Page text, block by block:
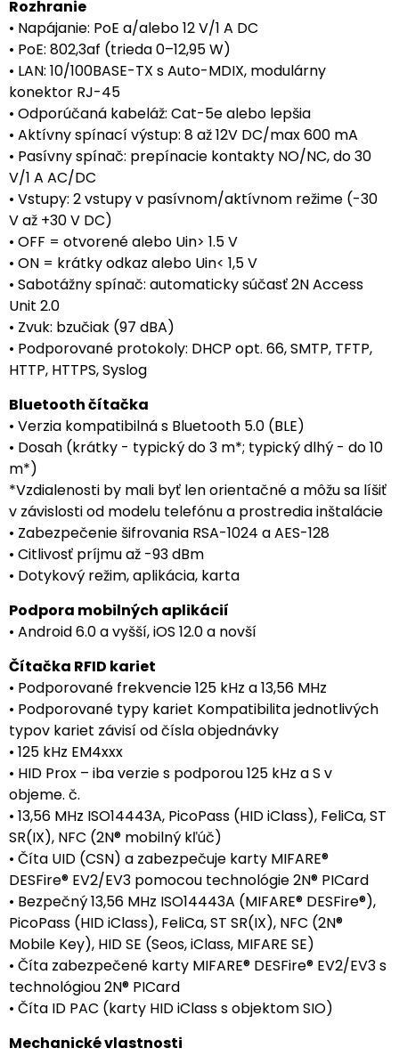
Rozhranie
• Napájanie: PoE a/alebo 12 V/1 A DC
• PoE: 802,3af (trieda 0–12,95 W)
• LAN: 10/100BASE-TX s Auto-MDIX, modulárny
konektor RJ-45
• Odporúčaná kabeláž: Cat-5e alebo lepšia
• Aktívny spínací výstup: 8 až 12V DC/max 600 mA
• Pasívny spínač: prepínacie kontakty NO/NC, do 30
V/1 A AC/DC
• Vstupy: 2 vstupy v pasívnom/aktívnom režime (-30
V až +30 V DC)
• OFF = otvorené alebo Uin> 1.5 V
• ON = krátky odkaz alebo Uin< 1,5 V
• Sabotážny spínač: automaticky súčasť 2N Access
Unit 2.0
• Zvuk: bzučiak (97 dBA)
• Podporované protokoly: DHCP opt. 66, SMTP, TFTP,
HTTP, HTTPS, Syslog
Bluetooth čítačka
• Verzia kompatibilná s Bluetooth 5.0 (BLE)
• Dosah (krátky - typický do 3 m*; typický dlhý - do 10
m*)
*Vzdialenosti by mali byť len orientačné a môžu sa líšiť
v závislosti od modelu telefónu a prostredia inštalácie
• Zabezpečenie šifrovania RSA-1024 a AES-128
• Citlivosť príjmu až -93 dBm
• Dotykový režim, aplikácia, karta
Podpora mobilných aplikácií
• Android 6.0 a vyšší, iOS 12.0 a novší
Čítačka RFID kariet
• Podporované frekvencie 125 kHz a 13,56 MHz
• Podporované typy kariet Kompatibilita jednotlivých
typov kariet závisí od čísla objednávky
• 125 kHz EM4xxx
• HID Prox – iba verzie s podporou 125 kHz a S v
objeme. č.
• 13,56 MHz ISO14443A, PicoPass (HID iClass), FeliCa, ST
SR(IX), NFC (2N® mobilný kľúč)
• Číta UID (CSN) a zabezpečuje karty MIFARE®
DESFire® EV2/EV3 pomocou technológie 2N® PICard
• Bezpečný 13,56 MHz ISO14443A (MIFARE® DESFire®),
PicoPass (HID iClass), FeliCa, ST SR(IX), NFC (2N®
Mobile Key), HID SE (Seos, iClass, MIFARE SE)
• Číta zabezpečené karty MIFARE® DESFire® EV2/EV3 s
technológiou 2N® PICard
• Číta ID PAC (karty HID iClass s objektom SIO)
Mechanické vlastnosti